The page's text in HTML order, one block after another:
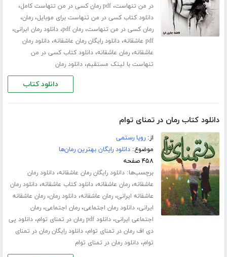
در من تنهاست،pdf رمان کسی در من تنهاست کامل ،
دانلود کتاب کسی در من تنهاست برای موبایل،رمان،
رمان کسی در من تنهاست،رمان pdf ،دانلود رمان ایرانی،
pdf عاشقانه ،دانلود رایگان رمان عاشقانه،دانلود رمان
عاشقانه،رمان عاشقانه،دانلود کتاب کسی در من
تنهاست با لینک مستقیم،دانلود رمان
دانلود کتاب
دانلود کتاب رمان در تمنای توام
از:رویا رستمی
موضوع:دانلود رایگان بهترین رمان‌ها
۴۵۸ صفحه
برچسب‌ها:دانلود رایگان رمان عاشقانه،دانلود رمان
عاشقانه،رمان عاشقانه،دانلود کتاب عاشقانه،دانلود رمان
عاشقانه ایرانی،رمان عاشقانه،دانلود رمان،رمان عاشقانه
ایرانی،دانلود رمان اجتماعی،رمان اجتماعی،رمان
اجتماعی ایرانی،دانلود pdf رمان در تمنای توام ،دانلود پی
دی اف رمان در تمنای توام،دانلود رایگان رمان در تمنای
توام،دانلود رمان در تمنای توام